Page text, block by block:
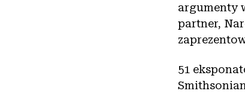
argumenty
partner,
51